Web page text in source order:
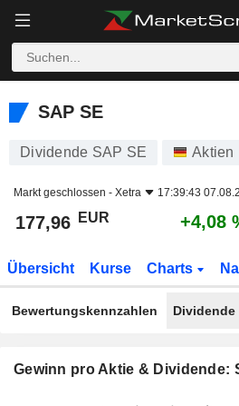
SAP SE
SAP SE
Dividende SAP SE Aktien
Markt geschlossen - Xetra 17:39:43
177,96 EUR +4,08
Übersicht Kurse Charts
Bewertungskennzahlen Dividende
Gewinn pro Aktie & Dividende: